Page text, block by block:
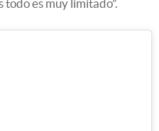
todo es muy limitado”.